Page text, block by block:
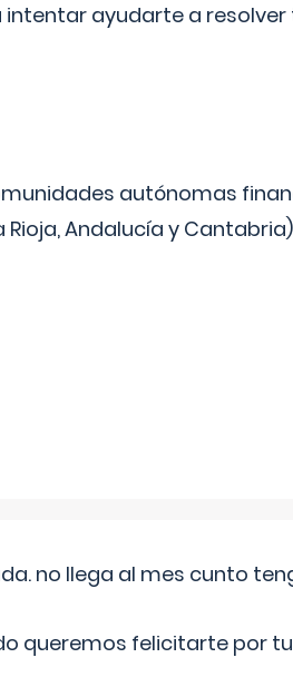
intentar ayudarte a
autónomas
Rioja, Andalucía y
no llega al mes cunto
queremos felicitarte por